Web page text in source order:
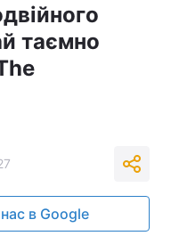
таємно
в Google